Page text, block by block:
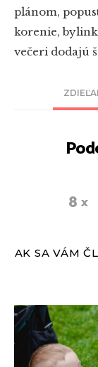
8
plánom,
korenie,
večeri dodajú
AK SA VÁM